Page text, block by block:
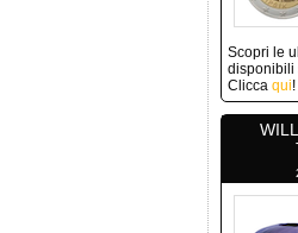
Scopri le
disponibili
Clicca qui!